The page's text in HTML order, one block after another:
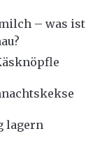
– was ist
lagern